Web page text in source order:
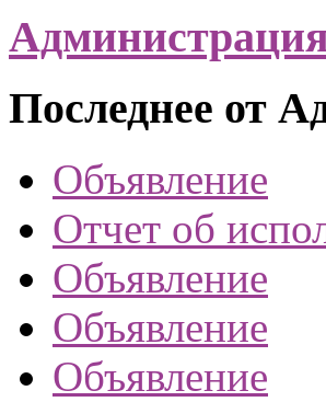
Последнее от
Объявление
Отчет об
Объявление
Объявление
Объявление